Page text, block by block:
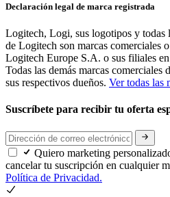
Declaración legal de marca registrada
Logitech, Logi, sus logotipos y todas
de Logitech son marcas comerciales
Logitech Europe S.A. o sus filiales
Todas las demás marcas comerciales
sus respectivos dueños. Ver todas las
Suscríbete para recibir tu oferta
Quiero marketing
cancelar tu suscripción en cualquier
Política de Privacidad.